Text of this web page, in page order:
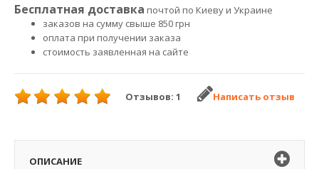
Бесплатная доставка почтой по Киеву и Украине
заказов на сумму свыше 850 грн
оплата при получении заказа
стоимость заявленная на сайте
Отзывов: 1 Написать отзыв
ОПИСАНИЕ